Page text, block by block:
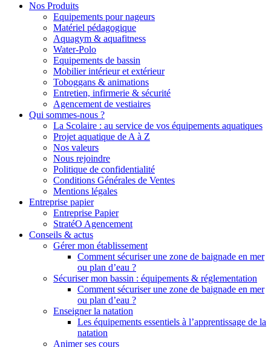
Nos Produits
Equipements pour nageurs
Matériel pédagogique
Aquagym & aquafitness
Water-Polo
Equipements de bassin
Mobilier intérieur et extérieur
Toboggans & animations
Entretien, infirmerie & sécurité
Agencement de vestiaires
Qui sommes-nous ?
La Scolaire : au service de vos équipements aquatiques
Projet aquatique de A à Z
Nos valeurs
Nous rejoindre
Politique de confidentialité
Conditions Générales de Ventes
Mentions légales
Entreprise papier
Entreprise Papier
StratéO Agencement
Conseils & actus
Gérer mon établissement
Comment sécuriser une zone de baignade en mer
ou plan d’eau ?
Sécuriser mon bassin : équipements & réglementation
Comment sécuriser une zone de baignade en mer
ou plan d’eau ?
Enseigner la natation
Les équipements essentiels à l’apprentissage de la
natation
Animer ses cours